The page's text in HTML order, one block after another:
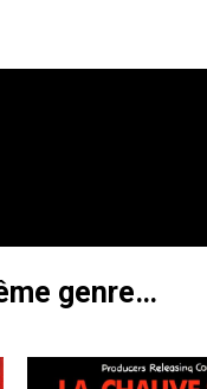
genre…